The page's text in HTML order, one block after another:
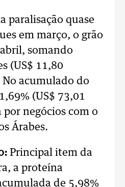
paralisação quase
em março, o grão
somando
(US$ 11,80
acumulado do
(US$ 73,01
negócios com o
Árabes.
Principal item da
a proteína
de 5,98%